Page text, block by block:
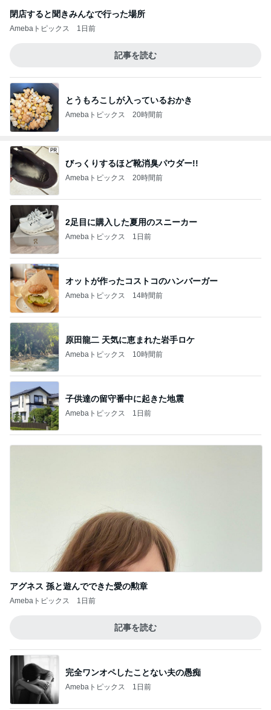
閉店すると聞きみんなで行った場所
Amebaトピックス 1日前
記事を読む
とうもろこしが入っているおかき
Amebaトピックス 20時間前
びっくりするほど靴消臭パウダー!!
Amebaトピックス 20時間前
2足目に購入した夏用のスニーカー
Amebaトピックス 1日前
オットが作ったコストコのハンバーガー
Amebaトピックス 14時間前
原田龍二 天気に恵まれた岩手ロケ
Amebaトピックス 10時間前
子供達の留守番中に起きた地震
Amebaトピックス 1日前
アグネス 孫と遊んでできた愛の勲章
Amebaトピックス 1日前
記事を読む
完全ワンオペしたことない夫の愚痴
Amebaトピックス 1日前